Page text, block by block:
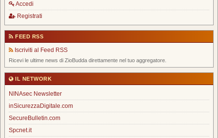
Accedi
Registrati
FEED RSS
Iscriviti al Feed RSS
Ricevi le ultime news di ZioBudda direttamente nel tuo aggregatore.
IL NETWORK
NINAsec Newsletter
inSicurezzaDigitale.com
SecureBulletin.com
Spcnet.it